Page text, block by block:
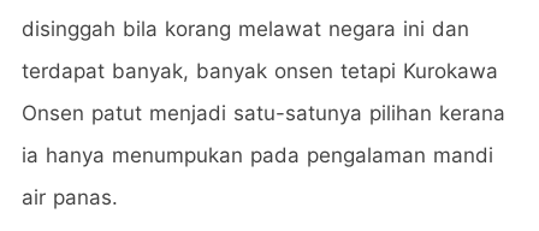
disinggah bila korang melawat negara ini dan
terdapat banyak, banyak onsen tetapi Kurokawa
Onsen patut menjadi satu-satunya pilihan kerana
ia hanya menumpukan pada pengalaman mandi
air panas.